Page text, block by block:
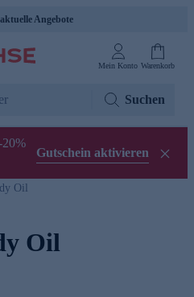
Angebote
Mein Konto Warenkorb
Suchen
Gutschein aktivieren
Oil
Oil